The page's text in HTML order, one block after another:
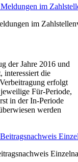
im
der Jahre 2016 und
interessiert die
erfolgt
Für-Periode,
in der In-Periode
werden